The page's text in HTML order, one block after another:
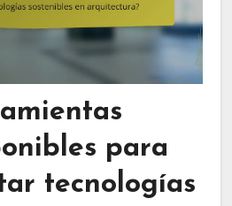
para
tecnologías